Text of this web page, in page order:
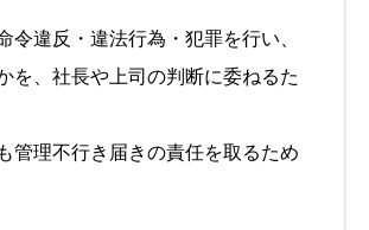
違反・違法行為・犯罪を行い、
を、社長や上司の判断に委ねるた
管理不行き届きの責任を取るため